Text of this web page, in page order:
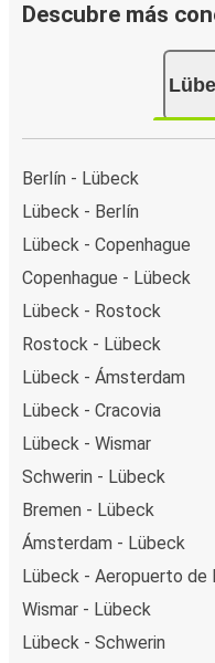
Descubre más
Berlín - Lübeck
Lübeck - Berlín
Lübeck - Copenhague
Copenhague - Lübeck
Lübeck - Rostock
Rostock - Lübeck
Lübeck - Ámsterdam
Lübeck - Cracovia
Lübeck - Wismar
Schwerin - Lübeck
Bremen - Lübeck
Ámsterdam - Lübeck
Lübeck - Aeropuerto de
Wismar - Lübeck
Lübeck - Schwerin